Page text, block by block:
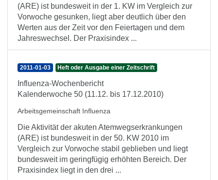
(ARE) ist bundesweit in der 1. KW im Vergleich zur
Vorwoche gesunken, liegt aber deutlich über den
Werten aus der Zeit vor den Feiertagen und dem
Jahreswechsel. Der Praxisindex ...
2011-01-03 Heft oder Ausgabe einer Zeitschrift
Influenza-Wochenbericht
Kalenderwoche 50 (11.12. bis 17.12.2010)
Arbeitsgemeinschaft Influenza
Die Aktivität der akuten Atemwegserkrankungen
(ARE) ist bundesweit in der 50. KW 2010 im
Vergleich zur Vorwoche stabil geblieben und liegt
bundesweit im geringfügig erhöhten Bereich. Der
Praxisindex liegt in den drei ...